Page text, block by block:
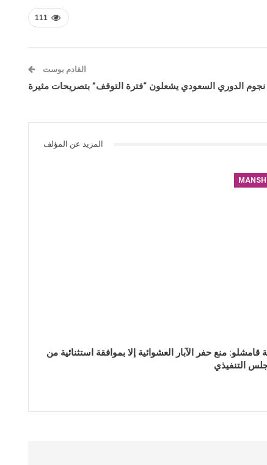
111
القادم بوست
نجوم الدوري السعودي يشعلون “فترة التوقف” بتصريحات مثيرة
المزيد عن المؤلف
قامشلو: منع حفر الآبار العشوائية إلا بموافقة استثنائية من
التنفيذي